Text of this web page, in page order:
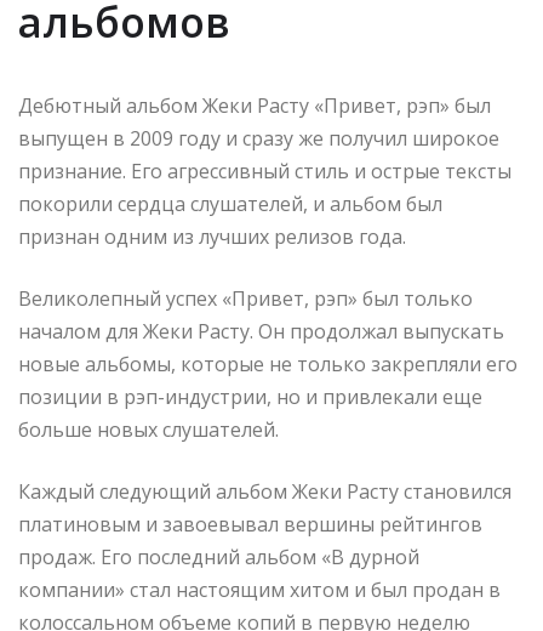
альбомов
Дебютный альбом Жеки Расту «Привет, рэп» был
выпущен в 2009 году и сразу же получил широкое
признание. Его агрессивный стиль и острые тексты
покорили сердца слушателей, и альбом был
признан одним из лучших релизов года.
Великолепный успех «Привет, рэп» был только
началом для Жеки Расту. Он продолжал выпускать
новые альбомы, которые не только закрепляли его
позиции в рэп-индустрии, но и привлекали еще
больше новых слушателей.
Каждый следующий альбом Жеки Расту становился
платиновым и завоевывал вершины рейтингов
продаж. Его последний альбом «В дурной
компании» стал настоящим хитом и был продан в
колоссальном объеме копий в первую неделю